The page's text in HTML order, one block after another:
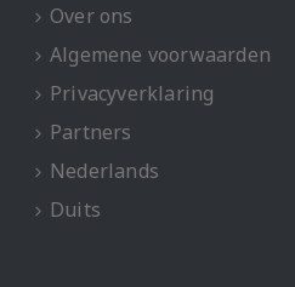
Over ons
Algemene voorwaarden
Privacyverklaring
Partners
Nederlands
Duits